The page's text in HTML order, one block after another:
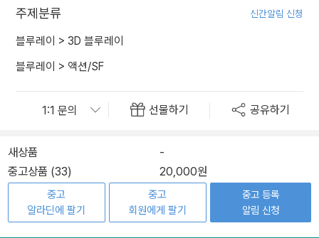
주제분류 신간알림 신청
블루레이 > 3D 블루레이
블루레이 > 액션/SF
선물하기 공유하기
새상품
-
중고상품 (33)
20,000원
중고
알라딘에 팔기
중고
회원에게 팔기
중고 등록
알림 신청